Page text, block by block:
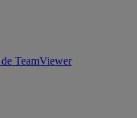
TeamViewer